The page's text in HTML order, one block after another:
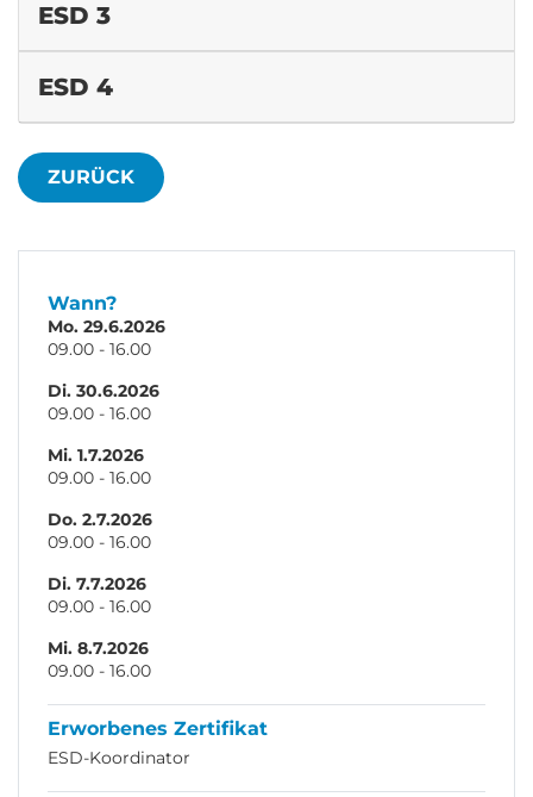
ESD 3
ESD 4
ZURÜCK
Wann?
Mo. 29.6.2026
09.00 - 16.00
Di. 30.6.2026
09.00 - 16.00
Mi. 1.7.2026
09.00 - 16.00
Do. 2.7.2026
09.00 - 16.00
Di. 7.7.2026
09.00 - 16.00
Mi. 8.7.2026
09.00 - 16.00
Erworbenes Zertifikat
ESD-Koordinator